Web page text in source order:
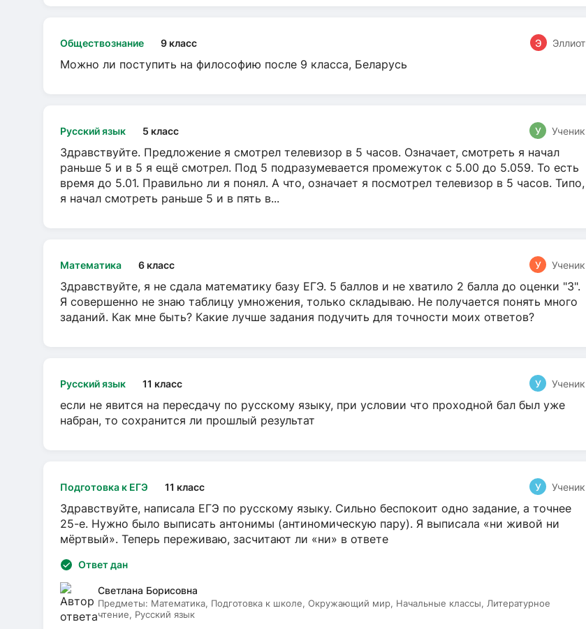
Обществознание 9 класс Э Эллиот
Можно ли поступить на философию после 9 класса, Беларусь
Русский язык 5 класс У Ученик
Здравствуйте. Предложение я смотрел телевизор в 5 часов. Означает, смотреть я начал
раньше 5 и в 5 я ещё смотрел. Под 5 подразумевается промежуток с 5.00 до 5.059. То есть
время до 5.01. Правильно ли я понял. А что, означает я посмотрел телевизор в 5 часов. Типо,
я начал смотреть раньше 5 и в пять в...
Математика 6 класс У Ученик
Здравствуйте, я не сдала математику базу ЕГЭ. 5 баллов и не хватило 2 балла до оценки "3".
Я совершенно не знаю таблицу умножения, только складываю. Не получается понять много
заданий. Как мне быть? Какие лучше задания подучить для точности моих ответов?
Русский язык 11 класс У Ученик
если не явится на пересдачу по русскому языку, при условии что проходной бал был уже
набран, то сохранится ли прошлый результат
Подготовка к ЕГЭ 11 класс У Ученик
Здравствуйте, написала ЕГЭ по русскому языку. Сильно беспокоит одно задание, а точнее
25-е. Нужно было выписать антонимы (антиномическую пару). Я выписала «ни живой ни
мёртвый». Теперь переживаю, засчитают ли «ни» в ответе
Ответ дан
Светлана Борисовна
Предметы: Математика, Подготовка к школе, Окружающий мир, Начальные классы, Литературное
чтение, Русский язык